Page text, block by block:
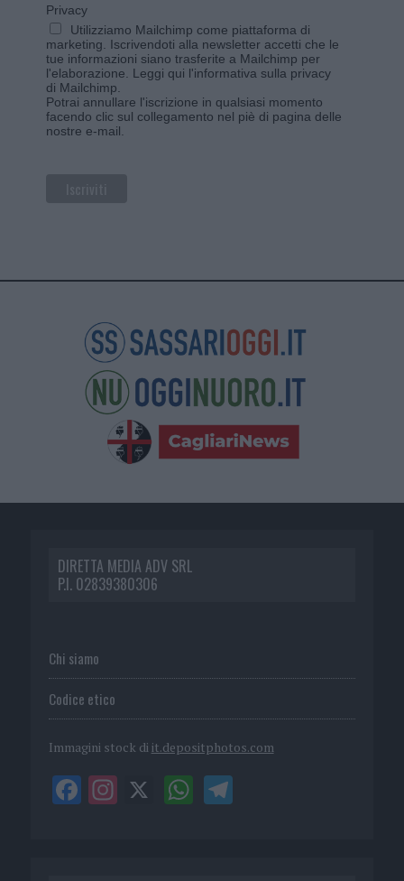
Privacy
Utilizziamo Mailchimp come piattaforma di
marketing. Iscrivendoti alla newsletter accetti che le
tue informazioni siano trasferite a Mailchimp per
l'elaborazione. Leggi qui l'informativa sulla privacy
di Mailchimp
Potrai annullare l'iscrizione in qualsiasi momento
facendo clic sul collegamento nel piè di pagina delle
nostre e-mail.
DIRETTA MEDIA ADV SRL
P.I. 02839380306
Chi siamo
Codice etico
Immagini stock di it.depositphotos.com